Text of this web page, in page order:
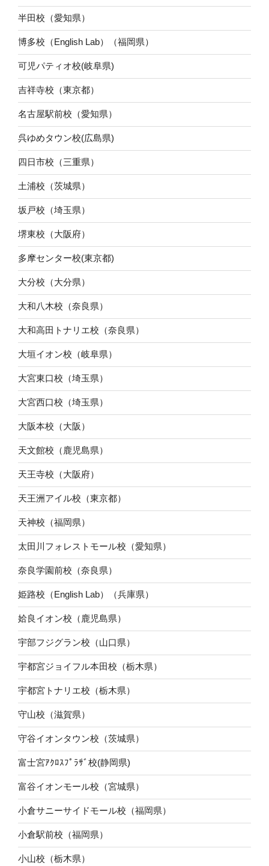
半田校（愛知県）
博多校（English Lab）（福岡県）
可児パティオ校(岐阜県)
吉祥寺校（東京都）
名古屋駅前校（愛知県）
呉ゆめタウン校(広島県)
四日市校（三重県）
土浦校（茨城県）
坂戸校（埼玉県）
堺東校（大阪府）
多摩センター校(東京都)
大分校（大分県）
大和八木校（奈良県）
大和高田トナリエ校（奈良県）
大垣イオン校（岐阜県）
大宮東口校（埼玉県）
大宮西口校（埼玉県）
大阪本校（大阪）
天文館校（鹿児島県）
天王寺校（大阪府）
天王洲アイル校（東京都）
天神校（福岡県）
太田川フォレストモール校（愛知県）
奈良学園前校（奈良県）
姫路校（English Lab）（兵庫県）
姶良イオン校（鹿児島県）
宇部フジグラン校（山口県）
宇都宮ジョイフル本田校（栃木県）
宇都宮トナリエ校（栃木県）
守山校（滋賀県）
守谷イオンタウン校（茨城県）
富士宮ｱｸﾛｽﾌﾟﾗｻﾞ校(静岡県)
富谷イオンモール校（宮城県）
小倉サニーサイドモール校（福岡県）
小倉駅前校（福岡県）
小山校（栃木県）